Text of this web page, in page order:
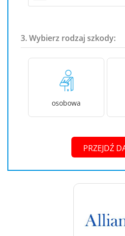
3. Wybierz rodzaj szkody:
osobowa
PRZEJDŹ